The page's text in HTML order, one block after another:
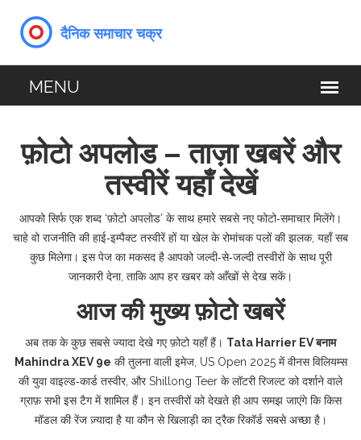
फ़ोटो अपलोड – ताज़ा खबरें और
तस्वीरें यहाँ देखें
आपको सिर्फ एक शब्द ‘फ़ोटो अपलोड’ के साथ हमारे सबसे नए फोटो‑समाचार मिलेंगे।
चाहे वो राजनीति की हाई‑इम्पैक्ट तस्वीरें हों या खेल के रोमांचक पलों की झलक, यहाँ सब
कुछ मिलेगा। इस पेज का मकसद है आपको जल्दी‑से‑जल्दी तस्वीरों के साथ पूरी
जानकारी देना, ताकि आप हर खबर को आँखों से देख सकें।
आज की मुख्य फ़ोटो खबरें
अब तक के कुछ सबसे ज्यादा देखे गए फ़ोटो यहाँ हैं। Tata Harrier EV बनाम
Mahindra XEV 9e की तुलना वाली इमेज, US Open 2025 में वीनस विलियम्स
की युवा वाइल्ड‑कार्ड तस्वीर, और Shillong Teer के लॉटरी रिजल्ट को दर्शाने वाले
ग्राफ़ सभी इस टैग में शामिल हैं। इन तस्वीरों को देखते ही आप समझ जाएंगे कि किस
मॉडल की रेंज ज़्यादा है या कौन से खिलाड़ी का ट्रैक रिकॉर्ड सबसे अच्छा है।